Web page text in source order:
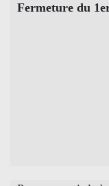
Fermeture du